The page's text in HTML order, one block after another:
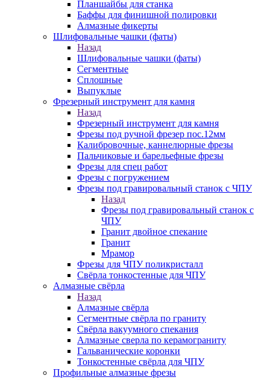
Планшайбы для станка
Баффы для финишной полировки
Алмазные фикерты
Шлифовальные чашки (фаты)
Назад
Шлифовальные чашки (фаты)
Сегментные
Сплошные
Выпуклые
Фрезерный инструмент для камня
Назад
Фрезерный инструмент для камня
Фрезы под ручной фрезер пос.12мм
Калибровочные, каннелюрные фрезы
Пальчиковые и барельефные фрезы
Фрезы для спец работ
Фрезы с погружением
Фрезы под гравировальный станок с ЧПУ
Назад
Фрезы под гравировальный станок с
ЧПУ
Гранит двойное спекание
Гранит
Мрамор
Фрезы для ЧПУ поликристалл
Свёрла тонкостенные для ЧПУ
Алмазные свёрла
Назад
Алмазные свёрла
Сегментные свёрла по граниту
Свёрла вакуумного спекания
Алмазные сверла по керамограниту
Гальванические коронки
Тонкостенные свёрла для ЧПУ
Профильные алмазные фрезы